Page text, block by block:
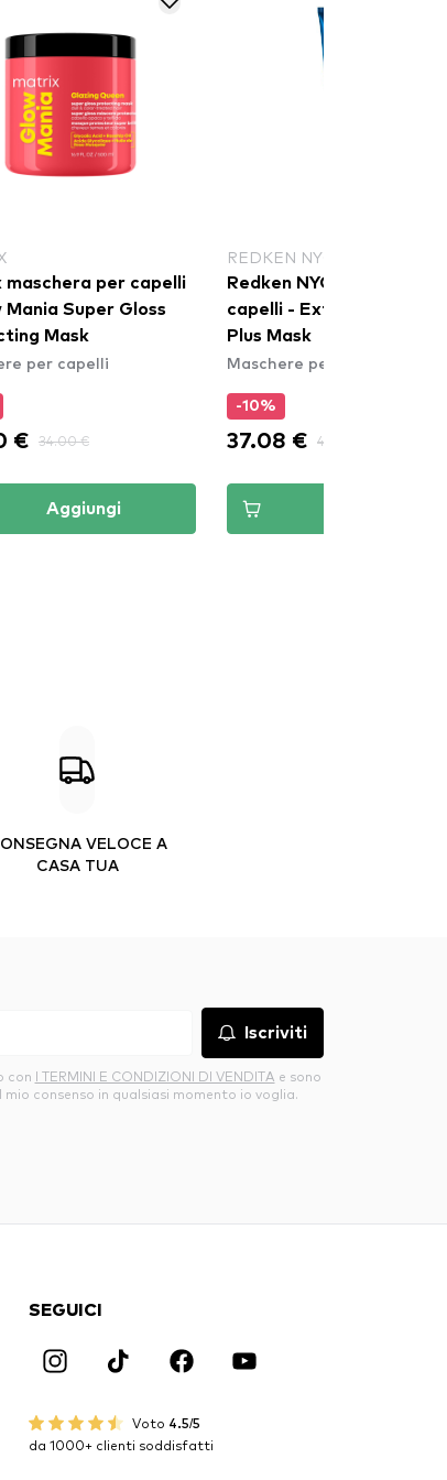
maschera per capelli
Mania Super Gloss
Mask
per capelli
€ 34.00 €
Aggiungi
REDKEN NYC
Redken NYC maschera
capelli - Extreme Builder
Plus Mask
Maschere per capelli
-10%
37.08 € 41.20 €
VELOCE A
CASA TUA
Iscriviti
con I TERMINI E CONDIZIONI DI VENDITA e sono
consenso in qualsiasi momento io voglia.
SEGUICI
Voto 4.5/5
da 1000+ clienti soddisfatti